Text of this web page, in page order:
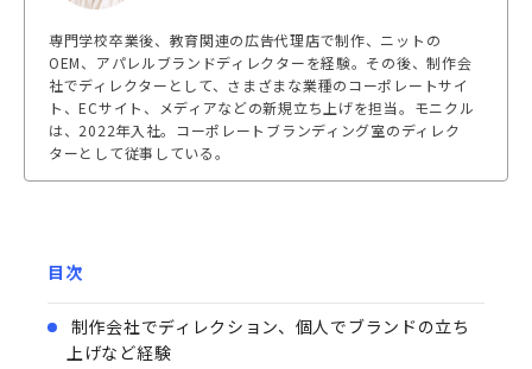
専門学校卒業後、教育関連の広告代理店で制作、ニットの
OEM、アパレルブランドディレクターを経験。その後、制作会
社でディレクターとして、さまざまな業種のコーポレートサイ
ト、ECサイト、メディアなどの新規立ち上げを担当。モニクル
は、2022年入社。コーポレートブランディング室のディレク
ターとして従事している。
目次
制作会社でディレクション、個人でブランドの立ち
上げなど経験